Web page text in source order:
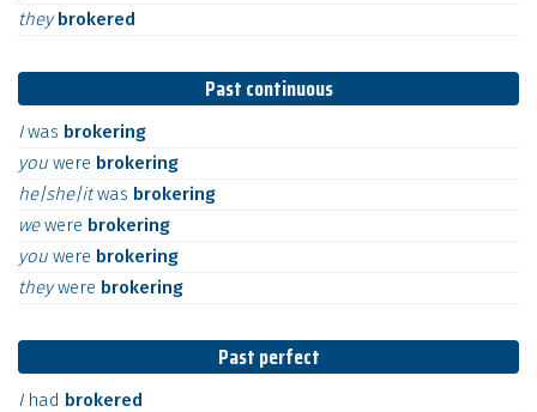
theybrokered
Past continuous
Iwas brokering
you were brokering
he|she|itwas brokering
wewere brokering
you were brokering
theywere brokering
Past perfect
I had brokered